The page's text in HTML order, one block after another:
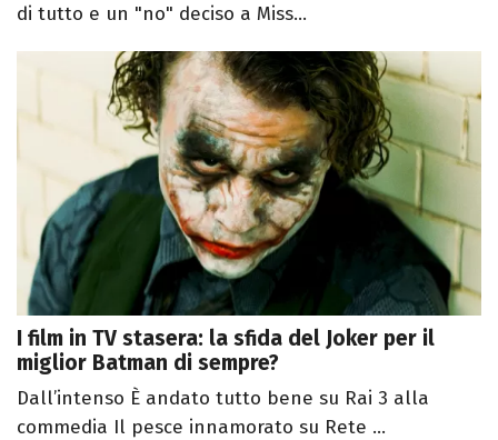
di tutto e un "no" deciso a Miss...
I film in TV stasera: la sfida del Joker per il
miglior Batman di sempre?
Dall’intenso È andato tutto bene su Rai 3 alla
commedia Il pesce innamorato su Rete ...